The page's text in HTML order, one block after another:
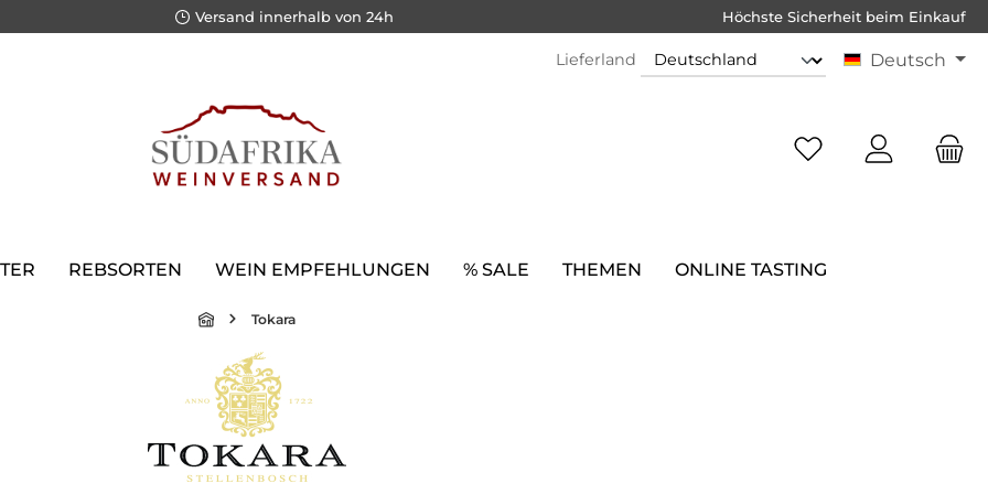
Versand innerhalb von 24h Höchste Sicherheit beim Einkauf
Lieferland Deutsch
REBSORTEN WEIN EMPFEHLUNGEN % SALE THEMEN ONLINE TASTING
Tokara